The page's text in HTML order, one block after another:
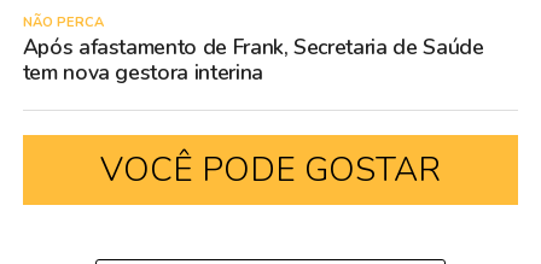
NÃO PERCA
Após afastamento de Frank, Secretaria de Saúde
tem nova gestora interina
VOCÊ PODE GOSTAR